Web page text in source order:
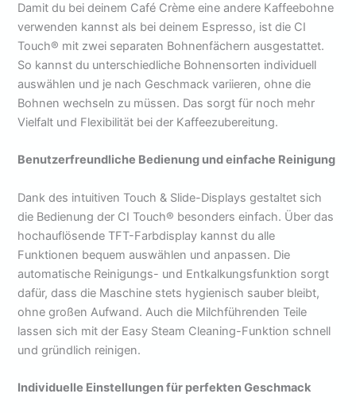
Damit du bei deinem Café Crème eine andere Kaffeebohne
verwenden kannst als bei deinem Espresso, ist die CI
Touch® mit zwei separaten Bohnenfächern ausgestattet.
So kannst du unterschiedliche Bohnensorten individuell
auswählen und je nach Geschmack variieren, ohne die
Bohnen wechseln zu müssen. Das sorgt für noch mehr
Vielfalt und Flexibilität bei der Kaffeezubereitung.
Benutzerfreundliche Bedienung und einfache Reinigung
Dank des intuitiven Touch & Slide-Displays gestaltet sich
die Bedienung der CI Touch® besonders einfach. Über das
hochauflösende TFT-Farbdisplay kannst du alle
Funktionen bequem auswählen und anpassen. Die
automatische Reinigungs- und Entkalkungsfunktion sorgt
dafür, dass die Maschine stets hygienisch sauber bleibt,
ohne großen Aufwand. Auch die Milchführenden Teile
lassen sich mit der Easy Steam Cleaning-Funktion schnell
und gründlich reinigen.
Individuelle Einstellungen für perfekten Geschmack